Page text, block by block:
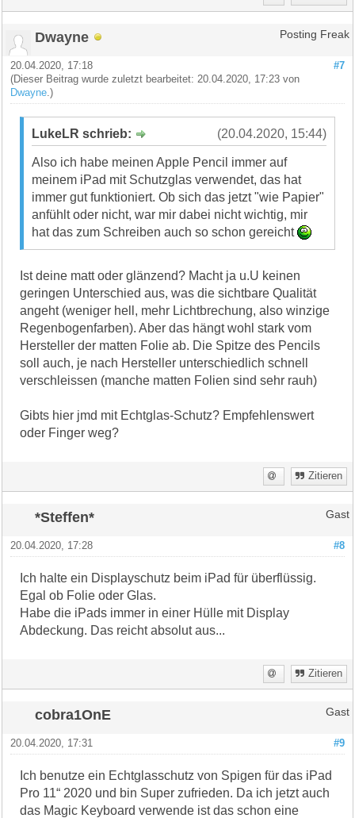
Dwayne Posting Freak
#7
20.04.2020, 17:18
(Dieser Beitrag wurde zuletzt bearbeitet: 20.04.2020, 17:23 von
Dwayne .)
(20.04.2020, 15:44)
LukeLR schrieb:
Also ich habe meinen Apple Pencil immer auf
meinem iPad mit Schutzglas verwendet, das hat
immer gut funktioniert. Ob sich das jetzt "wie Papier"
anfühlt oder nicht, war mir dabei nicht wichtig, mir
hat das zum Schreiben auch so schon gereicht
Ist deine matt oder glänzend? Macht ja u.U keinen
geringen Unterschied aus, was die sichtbare Qualität
angeht (weniger hell, mehr Lichtbrechung, also winzige
Regenbogenfarben). Aber das hängt wohl stark vom
Hersteller der matten Folie ab. Die Spitze des Pencils
soll auch, je nach Hersteller unterschiedlich schnell
verschleissen (manche matten Folien sind sehr rauh)
Gibts hier jmd mit Echtglas-Schutz? Empfehlenswert
oder Finger weg?
Zitieren
*Steffen* Gast
#8
20.04.2020, 17:28
Ich halte ein Displayschutz beim iPad für überflüssig.
Egal ob Folie oder Glas.
Habe die iPads immer in einer Hülle mit Display
Abdeckung. Das reicht absolut aus...
Zitieren
cobra1OnE Gast
#9
20.04.2020, 17:31
Ich benutze ein Echtglasschutz von Spigen für das iPad
Pro 11“ 2020 und bin Super zufrieden. Da ich jetzt auch
das Magic Keyboard verwende ist das schon eine